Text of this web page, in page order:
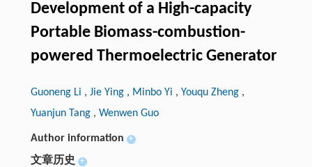
Development of a High-capacity
Portable Biomass-combustion-
powered Thermoelectric Generator
Guoneng Li , Jie Ying , Minbo Yi , Youqu Zheng ,
Yuanjun Tang , Wenwen Guo
Author information +
文章历史 +